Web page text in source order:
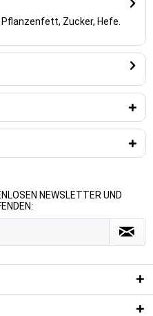
Pflanzenfett, Zucker, Hefe.
NEWSLETTER UND